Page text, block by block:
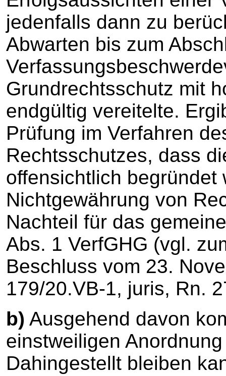
jedenfalls dann zu
Abwarten bis zum
Grundrechtsschutz mit
endgültig vereitelte.
Prüfung im Verfahren
Rechtsschutzes, dass
offensichtlich begründet
Nichtgewährung von
Nachteil für das
Abs. 1 VerfGHG (vgl.
Beschluss vom 23.
179/20.VB-1, juris, Rn.
b) Ausgehend davon
einstweiligen
Dahingestellt bleiben